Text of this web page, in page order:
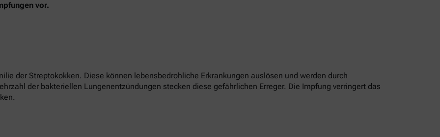
vor.
der Streptokokken. Diese können lebensbedrohliche Erkrankungen auslösen und werden durch
der bakteriellen Lungenentzündungen stecken diese gefährlichen Erreger. Die Impfung verringert das